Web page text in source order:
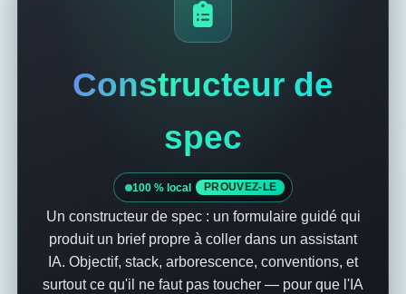
Constructeur de
spec
100 % local PROUVEZ-LE
Un constructeur de spec : un formulaire guidé qui
produit un brief propre à coller dans un assistant
IA. Objectif, stack, arborescence, conventions, et
surtout ce qu'il ne faut pas toucher — pour que l'IA